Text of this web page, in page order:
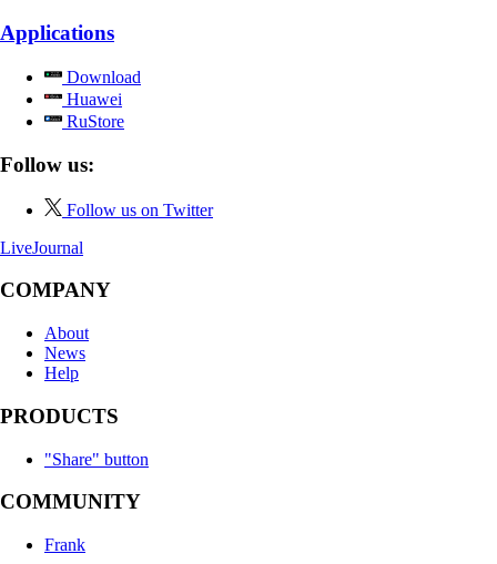
Applications
Download
Huawei
RuStore
Follow us:
Follow us on Twitter
LiveJournal
COMPANY
About
News
Help
PRODUCTS
"Share" button
COMMUNITY
Frank